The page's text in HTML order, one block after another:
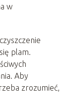
w
plam.
Aby
zrozumieć,